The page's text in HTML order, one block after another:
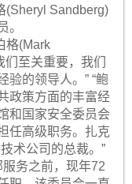
(Sheryl Sandberg)
。
格(Mark
至关重要，我们
验的领导人。” “鲍
政策方面的丰富经
和国家安全委员会
任高级职务。扎克
术公司的总裁。”
务之前，现年72